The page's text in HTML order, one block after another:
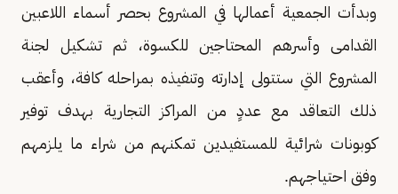
وبدأت الجمعية أعمالها في المشروع بحصر أسماء اللاعبين
القدامى وأسرهم المحتاجين للكسوة، ثم تشكيل لجنة
المشروع التي ستتولى إدارته وتنفيذه بمراحله كافة، وأعقب
ذلك التعاقد مع عددٍ من المراكز التجارية بهدف توفير
كوبونات شرائية للمستفيدين تمكنهم من شراء ما يلزمهم
وفق احتياجهم.